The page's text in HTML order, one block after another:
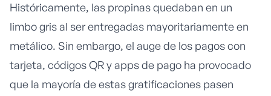
Históricamente, las propinas quedaban en un
limbo gris al ser entregadas mayoritariamente en
metálico. Sin embargo, el auge de los pagos con
tarjeta, códigos QR y apps de pago ha provocado
que la mayoría de estas gratificaciones pasen